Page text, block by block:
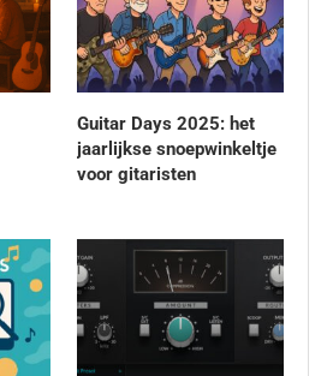
Guitar Days 2025: het
jaarlijkse snoepwinkeltje
voor gitaristen